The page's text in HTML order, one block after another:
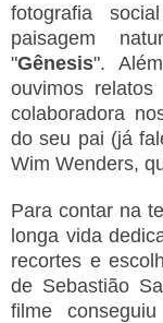
fotografia
paisagem
"Gênesis".
ouvimos
colaboradora
do seu pai (já
Wim Wenders,
Para contar na
longa vida
recortes e
de Sebastião
filme